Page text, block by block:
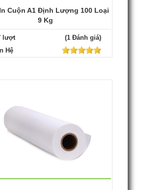
Cuộn A1 Định Lượng 100 Loại
9 Kg
lượt
(1 Đánh giá)
Hệ